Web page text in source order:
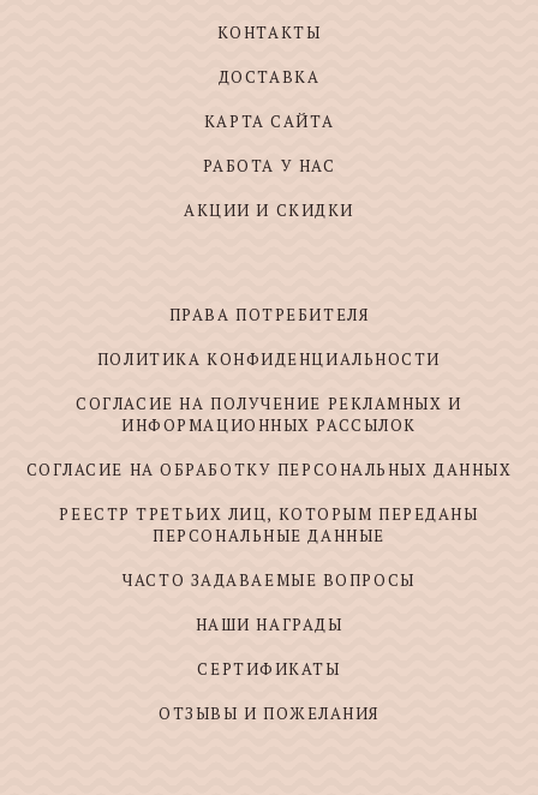
КОНТАКТЫ
ДОСТАВКА
КАРТА САЙТА
РАБОТА У НАС
АКЦИИ И СКИДКИ
ПРАВА ПОТРЕБИТЕЛЯ
ПОЛИТИКА КОНФИДЕНЦИАЛЬНОСТИ
СОГЛАСИЕ НА ПОЛУЧЕНИЕ РЕКЛАМНЫХ И
ИНФОРМАЦИОННЫХ РАССЫЛОК
СОГЛАСИЕ НА ОБРАБОТКУ ПЕРСОНАЛЬНЫХ ДАННЫХ
РЕЕСТР ТРЕТЬИХ ЛИЦ, КОТОРЫМ ПЕРЕДАНЫ
ПЕРСОНАЛЬНЫЕ ДАННЫЕ
ЧАСТО ЗАДАВАЕМЫЕ ВОПРОСЫ
НАШИ НАГРАДЫ
СЕРТИФИКАТЫ
ОТЗЫВЫ И ПОЖЕЛАНИЯ